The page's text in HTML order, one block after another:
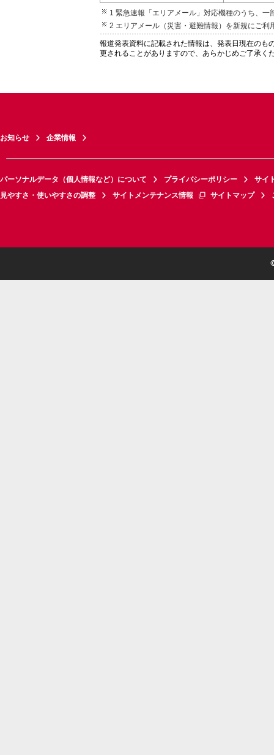
1 緊急速報「エリアメール」対応機種のうち、
2 エリアメール（災害・避難情報）を新規にご
報道発表資料に記載された情報は、発表日現在のも
更されることがありますので、あらかじめご了承く
お知らせ 企業情報
パーソナルデータ（個人情報など）について プライバシーポリシー
サイ
見やすさ・使いやすさの調整
サイトメンテナンス情報 サイトマップ